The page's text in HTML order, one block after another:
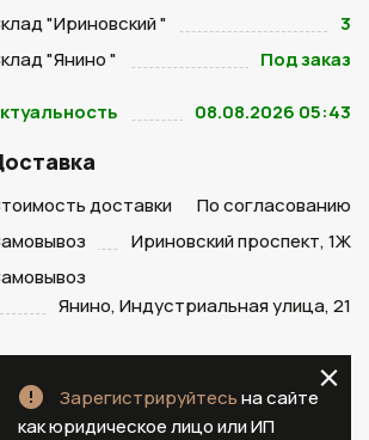
"Ириновский "
3
"Янино "
Под заказ
08.08.2026 05:43
доставки
По согласованию
Ириновский проспект, 1Ж
Янино, Индустриальная улица, 21
Зарегистрируйтесьна сайте
как юридическое лицо или ИП